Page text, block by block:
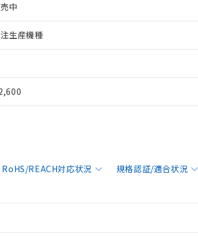
中
生産機種
RoHS/REACH対応状況 規格認証/適合状況